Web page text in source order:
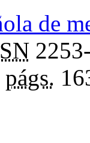
de
págs.